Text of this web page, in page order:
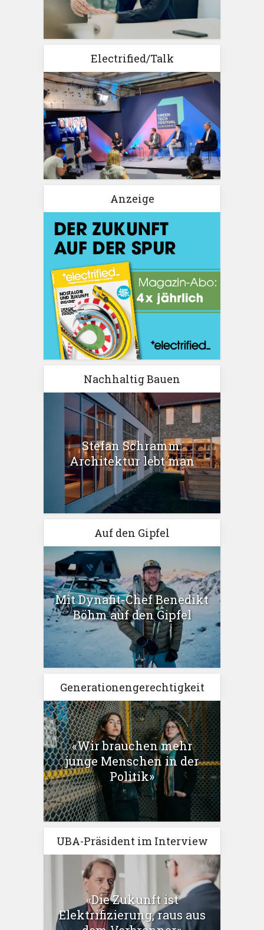
Electrified/Talk
Anzeige
Nachhaltig Bauen
Stefan Schramm:
Architektur lebt man
Auf den Gipfel
Mit Dynafit-Chef Benedikt
Böhm auf den Gipfel
Generationengerechtigkeit
«Wir brauchen mehr
junge Menschen in der
Politik»
UBA-Präsident im Interview
«Die Zukunft ist
Elektrifizierung, raus aus